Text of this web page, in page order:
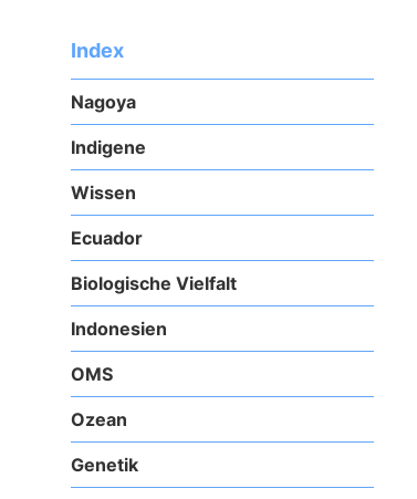
Index
Nagoya
Indigene
Wissen
Ecuador
Biologische Vielfalt
Indonesien
OMS
Ozean
Genetik